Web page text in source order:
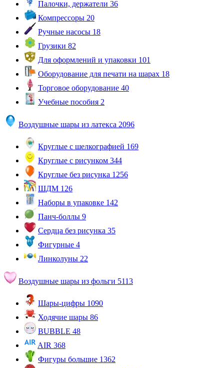
Палочки, держатели 36
Компрессоры 20
Ручные насосы 18
Грузики 82
Для оформлений и упаковки 101
Оборудование для печати на шарах 18
Торговое оборудование 40
Учебные пособия 2
Воздушные шары из латекса 2096
Круглые с шелкографией 169
Круглые с рисунком 344
Круглые без рисунка 1256
ШДМ 126
Наборы в упаковке 142
Панч-боллы 9
Сердца без рисунка 35
Фигурные 4
Линколуны 22
Воздушные шары из фольги 5113
Шары-цифры 1090
Ходячие шары 86
BUBBLE 48
AIR 368
Фигуры большие 1362